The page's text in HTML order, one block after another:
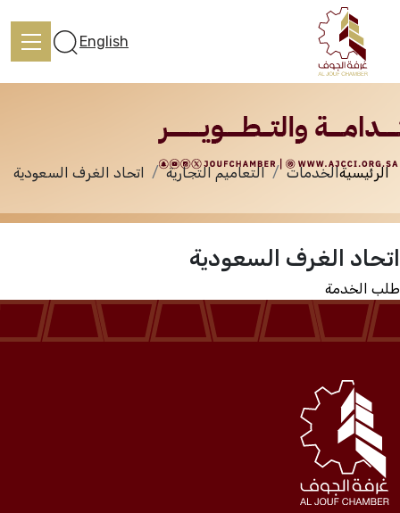
تعرف علينا
الخدمات
المركز الإعلامي
فعاليات الغرفة
فعاليات الجوف
English
الخدمات
الرئيسيةالخدمات التعاميم التجارية اتحاد الغرف السعودية
اتحاد الغرف السعودية
طلب الخدمة